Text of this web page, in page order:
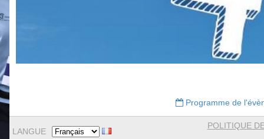
Programme de
LANGUE
POLITIQUE